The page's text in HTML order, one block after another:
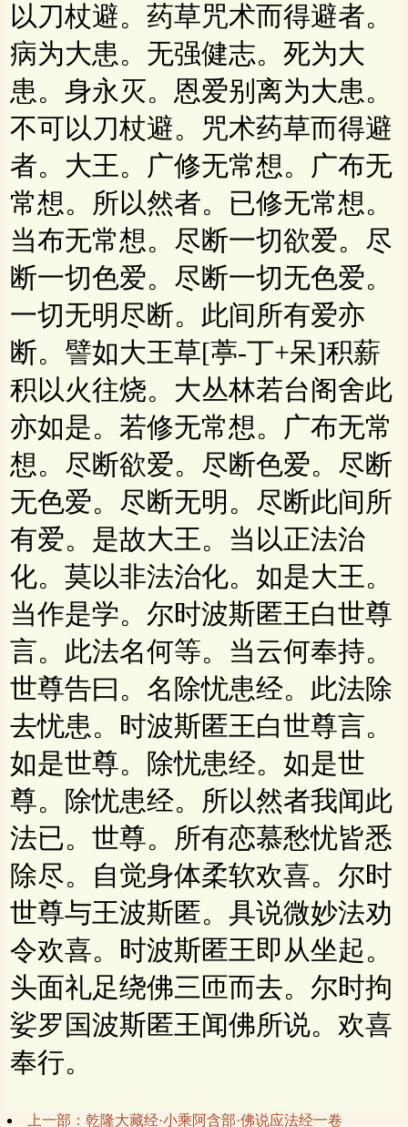
以刀杖避。药草咒术而得避者。
病为大患。无强健志。死为大
患。身永灭。恩爱别离为大患。
不可以刀杖避。咒术药草而得避
者。大王。广修无常想。广布无
常想。所以然者。已修无常想。
当布无常想。尽断一切欲爱。尽
断一切色爱。尽断一切无色爱。
一切无明尽断。此间所有爱亦
断。譬如大王草[葶-丁+呆]积薪
积以火往烧。大丛林若台阁舍此
亦如是。若修无常想。广布无常
想。尽断欲爱。尽断色爱。尽断
无色爱。尽断无明。尽断此间所
有爱。是故大王。当以正法治
化。莫以非法治化。如是大王。
当作是学。尔时波斯匿王白世尊
言。此法名何等。当云何奉持。
世尊告曰。名除忧患经。此法除
去忧患。时波斯匿王白世尊言。
如是世尊。除忧患经。如是世
尊。除忧患经。所以然者我闻此
法已。世尊。所有恋慕愁忧皆悉
除尽。自觉身体柔软欢喜。尔时
世尊与王波斯匿。具说微妙法劝
令欢喜。时波斯匿王即从坐起。
头面礼足绕佛三匝而去。尔时拘
娑罗国波斯匿王闻佛所说。欢喜
奉行。
上一部：乾隆大藏经·小乘阿含部·佛说应法经一卷